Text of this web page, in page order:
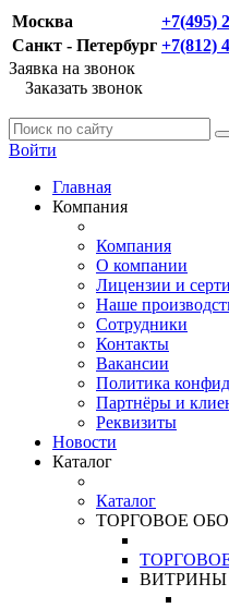
Москва
+7(495)
Санкт - Петербург +7(812)
Заявка на звонок
Заказать звонок
Войти
Главная
Компания
Компания
О компании
Лицензии и
Наше
Сотрудники
Контакты
Вакансии
Политика
Партнёры и
Реквизиты
Новости
Каталог
Каталог
ТОРГОВОЕ
ВИТРИНЫ